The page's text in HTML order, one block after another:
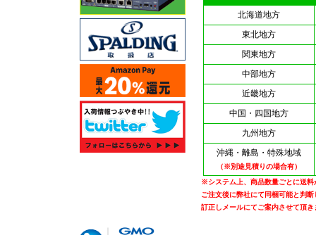
北海道地方
東北地方
関東地方
中部地方
近畿地方
中国・四国地方
九州地方
沖縄・離島・特殊地域
（※別途見積りの場合有）
※システム上、商品数量ごとに送料
ご注文後に弊社にて同梱可能と判
訂正しメールにてご案内させて頂き